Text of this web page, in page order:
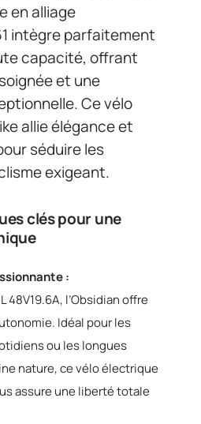
en alliage
intègre parfaitement
capacité, offrant
et une
Ce vélo
allie élégance et
séduire les
exigeant.
clés pour une
:
48V19.6A, l’Obsidian offre
Idéal pour les
ou les longues
nature, ce vélo électrique
assure une liberté totale